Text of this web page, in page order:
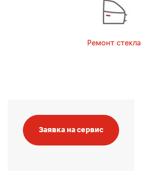
Ремонт стекла
Заявка на сервис